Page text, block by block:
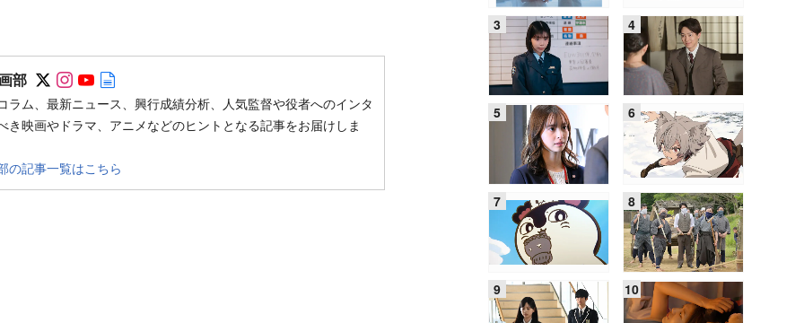
部 Follow on SNS
Follow on SNS
Follow on SNS
ラム、最新ニュース、興行成績分析、人気監督や役者へのインタ
き映画やドラマ、アニメなどのヒントとなる記事をお届けしま
の記事一覧はこちら